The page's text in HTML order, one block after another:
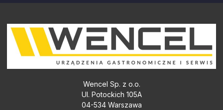
Wencel Sp. z o.o.
Ul. Potockich 105A
04-534 Warszawa